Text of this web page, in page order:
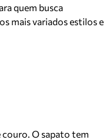
quem busca
mais variados estilos e
couro. O sapato tem